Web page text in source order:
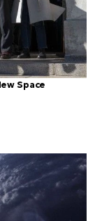
Space